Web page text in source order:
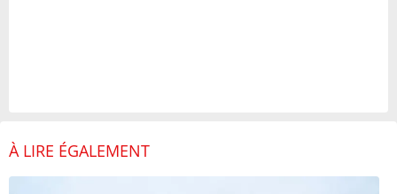
À LIRE ÉGALEMENT